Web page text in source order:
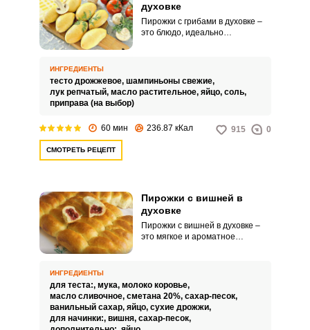
духовке
Пирожки с грибами в духовке –
это блюдо, идеально
качества даже после остывания.
Для того чтобы сократить время
процесса приготовления, в
ИНГРЕДИЕНТЫ
тесто дрожжевое, шампиньоны свежие,
лук репчатый, масло растительное, яйцо, соль,
приправа (на выбор)
60 мин 236.87 кКал 915 0
СМОТРЕТЬ РЕЦЕПТ
Пирожки с вишней в
духовке
Пирожки с вишней в духовке –
это мягкое и ароматное
запросто поностальгировать и
приготовить такое угощение
самостоятельно, причем не
потратив уйму времени, усилий
и продуктов.
ИНГРЕДИЕНТЫ
для теста:, мука, молоко коровье,
масло сливочное, сметана 20%, сахар-песок,
ванильный сахар, яйцо, сухие дрожжи,
для начинки:, вишня, сахар-песок,